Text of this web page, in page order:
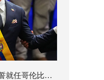
德拉埃斯普列亚宣誓就任哥伦比亚总统